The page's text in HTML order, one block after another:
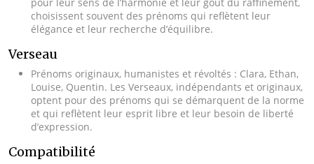
choisissent souvent des prénoms qui reflètent leur
élégance et leur recherche d’équilibre.
Verseau
Prénoms originaux, humanistes et révoltés : Clara, Ethan,
Louise, Quentin. Les Verseaux, indépendants et originaux,
optent pour des prénoms qui se démarquent de la norme
et qui reflètent leur esprit libre et leur besoin de liberté
d’expression.
Compatibilité